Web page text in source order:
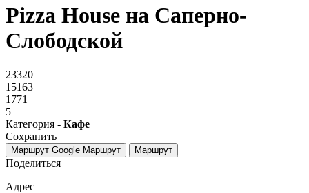
Pizza House на Саперно-
Слободской
23320
15163
1771
5
Категория - Кафе
Сохранить
Маршрут Google Маршрут Маршрут
Поделиться
Адрес